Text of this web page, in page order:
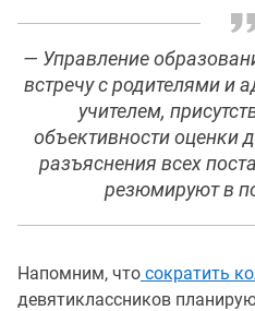
— Управление
встречу с родителями и
учителем,
объективности оценки
разъяснения всех
резюмируют в
Напомним, что сократить
девятиклассников